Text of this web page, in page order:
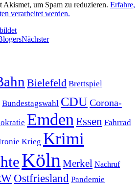
Akismet, um Spam zu reduzieren. Erfahre,
verarbeitet werden.
Nächster
Bielefeld Brettspiel
Bundestagswahl CDUCorona-
Emden Essen Fahrrad
Krieg Krimi
Köln Merkel Nachruf
Ostfriesland Pandemie